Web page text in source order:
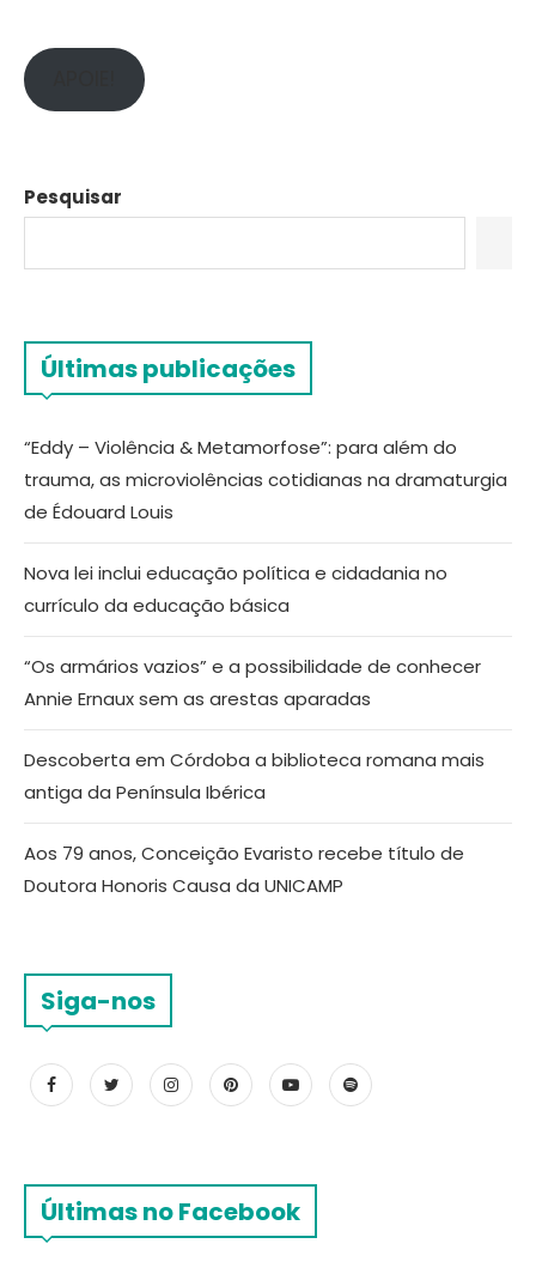
Pesquisar
Últimas publicações
“Eddy – Violência & Metamorfose”: para além do
trauma, as microviolências cotidianas na dramaturgia
de Édouard Louis
Nova lei inclui educação política e cidadania no
currículo da educação básica
“Os armários vazios” e a possibilidade de conhecer
Annie Ernaux sem as arestas aparadas
Descoberta em Córdoba a biblioteca romana mais
antiga da Península Ibérica
Aos 79 anos, Conceição Evaristo recebe título de
Doutora Honoris Causa da UNICAMP
Siga-nos
Últimas no Facebook